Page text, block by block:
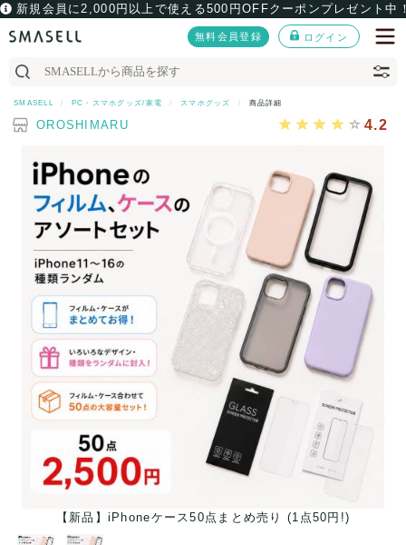
新規会員に2,000円以上で使える500円OFFクーポンプレゼント中
無料会員登録 ログイン
SMASELL PC・スマホグッズ/家電 スマホグッズ 商品詳細
OROSHIMARU 4.2
【新品】iPhoneケース50点まとめ売り (1点50円!)